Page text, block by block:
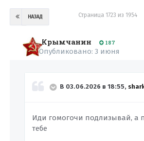
НАЗАД Страница 1723 из 1954
Крымчанин 187
Опубликовано: 3 июня
В 03.06.2026 в 18:55,
Иди гомогочи подлизывай, а
тебе